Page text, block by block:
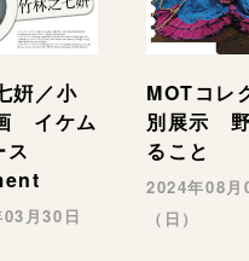
姸／小
イケム
ス
月30日
MOTコレ
別展示
ること
2024年08
（日）